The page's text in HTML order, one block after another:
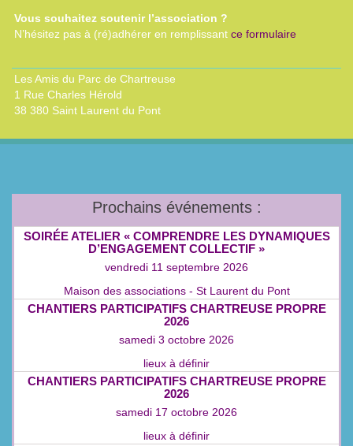
Vous souhaitez soutenir l’association ?
N’hésitez pas à (ré)adhérer en remplissant ce formulaire
Les Amis du Parc de Chartreuse
1 Rue Charles Hérold
38 380 Saint Laurent du Pont
Prochains événements :
SOIRÉE ATELIER « COMPRENDRE LES DYNAMIQUES
D’ENGAGEMENT COLLECTIF »
vendredi 11 septembre 2026
Maison des associations - St Laurent du Pont
CHANTIERS PARTICIPATIFS CHARTREUSE PROPRE
2026
samedi 3 octobre 2026
lieux à définir
CHANTIERS PARTICIPATIFS CHARTREUSE PROPRE
2026
samedi 17 octobre 2026
lieux à définir